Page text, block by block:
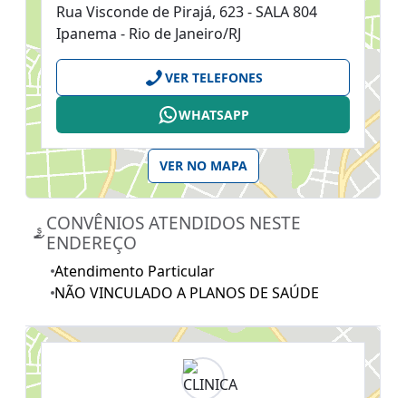
Rua Visconde de Pirajá, 623 - SALA 804
Ipanema - Rio de Janeiro/RJ
VER TELEFONES
WHATSAPP
VER NO MAPA
CONVÊNIOS ATENDIDOS NESTE
ENDEREÇO
Atendimento Particular
NÃO VINCULADO A PLANOS DE SAÚDE